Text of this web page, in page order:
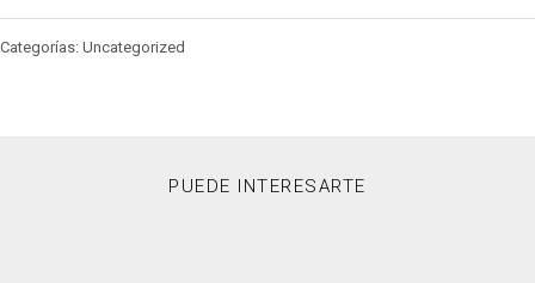
Categorías: Uncategorized
PUEDE INTERESARTE